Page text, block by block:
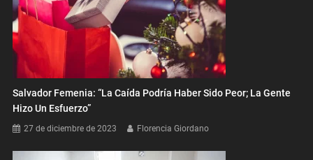
Salvador Femenia: “La Caída Podría Haber Sido Peor; La Gente
Hizo Un Esfuerzo”
27 de diciembre de 2023 Florencia Giordano